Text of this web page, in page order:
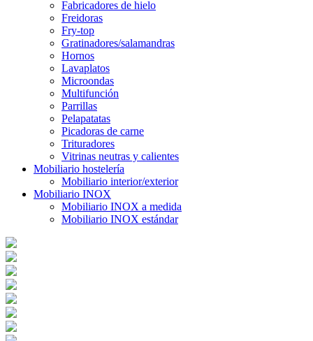
Fabricadores de hielo
Freidoras
Fry-top
Gratinadores/salamandras
Hornos
Lavaplatos
Microondas
Multifunción
Parrillas
Pelapatatas
Picadoras de carne
Trituradores
Vitrinas neutras y calientes
Mobiliario hostelería
Mobiliario interior/exterior
Mobiliario INOX
Mobiliario INOX a medida
Mobiliario INOX estándar